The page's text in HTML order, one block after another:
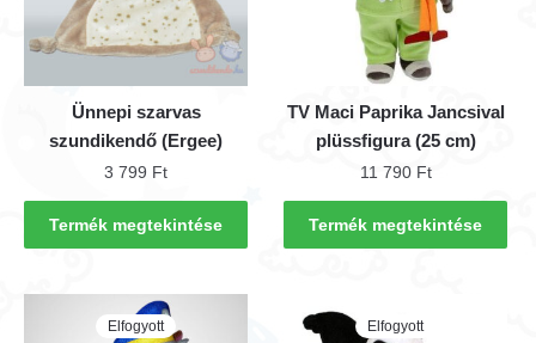
Ünnepi szarvas
szundikendő (Ergee)
3 799 Ft
Termék megtekintése
TV Maci Paprika Jancsival
plüssfigura (25 cm)
11 790 Ft
Termék megtekintése
Elfogyott Elfogyott